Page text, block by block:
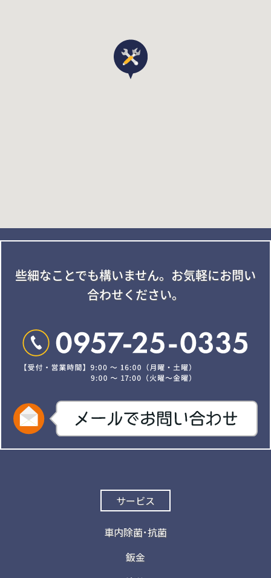
些細なことでも構いません。 お気軽にお問い
合わせください。
サービス
車内除菌･抗菌
鈑金